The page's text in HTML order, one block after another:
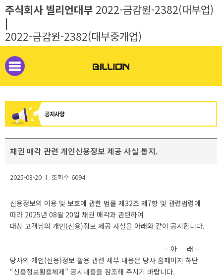
주식회사 빌리언대부 2022-금감원-2382(대부업)
|
2022-금감원-2382(대부중개업)
채권 매각 관련 개인신용정보 제공 사실 통지.
2025-08-20 ㅣ 조회수 6094
신용정보의 이용 및 보호에 관한 법률 제32조 제7항 및 관련법령에
따라 2025년 08월 20일 채권 매각과 관련하여
대상 고객님의 개인(신용)정보 제공 사실을 아래와 같이 공시합니다.
– 아 래 –
당사의 개인(신용)정보 활용 관련 세부 내용은 당사 홈페이지 하단
“신용정보활용체제” 공시내용을 참조해 주시기 바랍니다.